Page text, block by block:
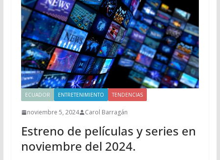
ECUADOR ENTRETENIMIENTO TENDENCIAS
noviembre 5, 2024 Carol Barragán
Estreno de películas y series en
noviembre del 2024.